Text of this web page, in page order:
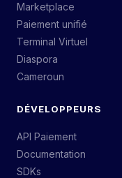
Marketplace
Paiement unifié
Terminal Virtuel
Diaspora
Cameroun
DÉVELOPPEURS
API Paiement
Documentation
SDKs